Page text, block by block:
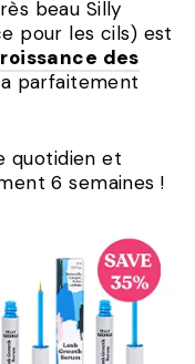
beau Silly
pour les cils) est
des
parfaitement
quotidien et
6 semaines !